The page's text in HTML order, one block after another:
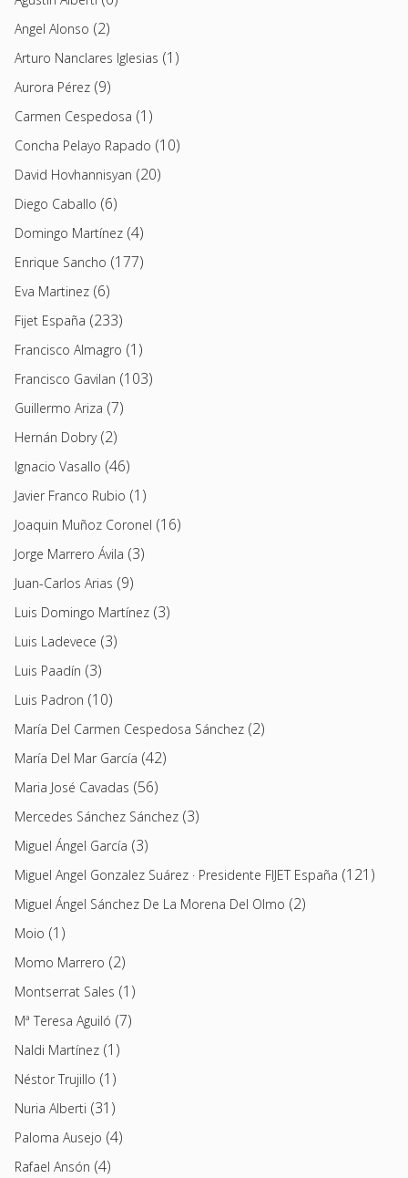
Angel Alonso (2)
Arturo Nanclares Iglesias (1)
Aurora Pérez (9)
Carmen Cespedosa (1)
Concha Pelayo Rapado (10)
David Hovhannisyan (20)
Diego Caballo (6)
Domingo Martínez (4)
Enrique Sancho (177)
Eva Martinez (6)
Fijet España (233)
Francisco Almagro (1)
Francisco Gavilan (103)
Guillermo Ariza (7)
Hernán Dobry(2)
Ignacio Vasallo (46)
Javier Franco Rubio (1)
Joaquin Muñoz Coronel (16)
Jorge Marrero Ávila (3)
Juan-Carlos Arias (9)
Luis Domingo Martínez (3)
Luis Ladevece (3)
Luis Paadín (3)
Luis Padron (10)
María Del Carmen Cespedosa Sánchez (2)
María Del Mar García (42)
Maria José Cavadas (56)
Mercedes Sánchez Sánchez (3)
Miguel Ángel García (3)
Miguel Angel Gonzalez Suárez · Presidente FIJET España (121)
Miguel Ángel Sánchez De La Morena Del Olmo (2)
Moio (1)
Momo Marrero (2)
Montserrat Sales (1)
Mª Teresa Aguiló (7)
Naldi Martínez (1)
Néstor Trujillo (1)
Nuria Alberti (31)
Paloma Ausejo (4)
Rafael Ansón (4)